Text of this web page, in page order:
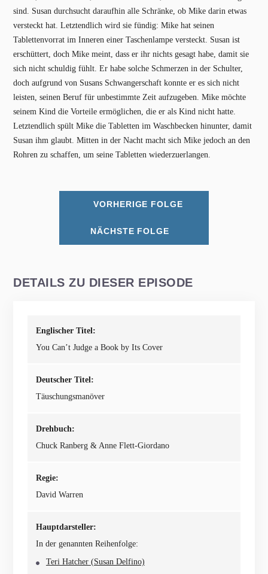
sind. Susan durchsucht daraufhin alle Schränke, ob Mike darin etwas
versteckt hat. Letztendlich wird sie fündig: Mike hat seinen
Tablettenvorrat im Inneren einer Taschenlampe versteckt. Susan ist
erschüttert, doch Mike meint, dass er ihr nichts gesagt habe, damit sie
sich nicht schuldig fühlt. Er habe solche Schmerzen in der Schulter,
doch aufgrund von Susans Schwangerschaft konnte er es sich nicht
leisten, seinen Beruf für unbestimmte Zeit aufzugeben. Mike möchte
seinem Kind die Vorteile ermöglichen, die er als Kind nicht hatte.
Letztendlich spült Mike die Tabletten im Waschbecken hinunter, damit
Susan ihm glaubt. Mitten in der Nacht macht sich Mike jedoch an den
Rohren zu schaffen, um seine Tabletten wiederzuerlangen.
VORHERIGE FOLGE
NÄCHSTE FOLGE
DETAILS ZU DIESER EPISODE
Englischer Titel:
You Can’t Judge a Book by Its Cover
Deutscher Titel:
Täuschungsmanöver
Drehbuch:
Chuck Ranberg & Anne Flett-Giordano
Regie:
David Warren
Hauptdarsteller:
In der genannten Reihenfolge:
Teri Hatcher (Susan Delfino)